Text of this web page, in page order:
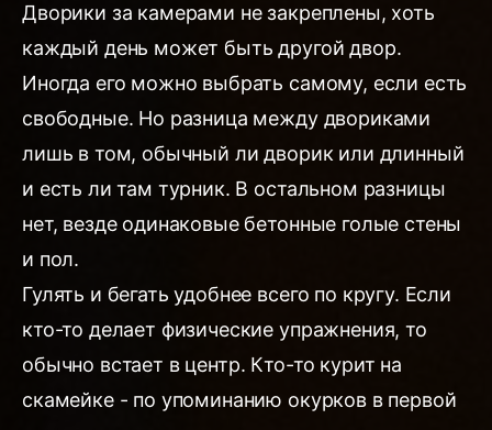
Дворики за камерами не закреплены, хоть
каждый день может быть другой двор.
Иногда его можно выбрать самому, если есть
свободные. Но разница между двориками
лишь в том, обычный ли дворик или длинный
и есть ли там турник. В остальном разницы
нет, везде одинаковые бетонные голые стены
и пол.
Гулять и бегать удобнее всего по кругу. Если
кто-то делает физические упражнения, то
обычно встает в центр. Кто-то курит на
скамейке - по упоминанию окурков в первой